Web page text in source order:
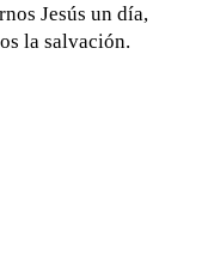
Jesús un día,
la salvación.